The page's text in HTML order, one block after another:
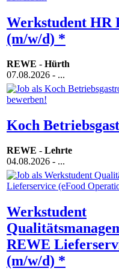
Werkstudent HR
(m/w/d) *
REWE - Hürth
07.08.2026 - ...
Koch
REWE - Lehrte
04.08.2026 - ...
Werkstudent
REWE
(m/w/d) *